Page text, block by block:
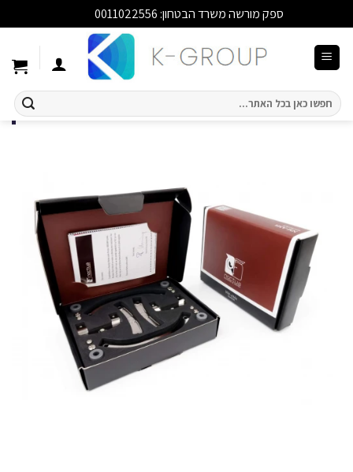
ספק מורשה משרד הבטחון: 0011022556
חיפוש
עבור: